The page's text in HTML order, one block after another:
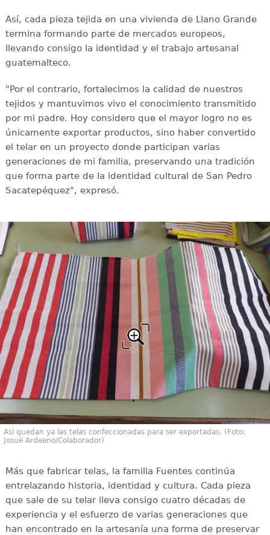
Así, cada pieza tejida en una vivienda de Llano Grande
termina formando parte de mercados europeos,
llevando consigo la identidad y el trabajo artesanal
guatemalteco.
"Por el contrario, fortalecimos la calidad de nuestros
tejidos y mantuvimos vivo el conocimiento transmitido
por mi padre. Hoy considero que el mayor logro no es
únicamente exportar productos, sino haber convertido
el telar en un proyecto donde participan varias
generaciones de mi familia, preservando una tradición
que forma parte de la identidad cultural de San Pedro
Sacatepéquez", expresó.
Así quedan ya las telas confeccionadas para ser exportadas. (Foto:
Josué Ardeano/Colaborador)
Más que fabricar telas, la familia Fuentes continúa
entrelazando historia, identidad y cultura. Cada pieza
que sale de su telar lleva consigo cuatro décadas de
experiencia y el esfuerzo de varias generaciones que
han encontrado en la artesanía una forma de preservar